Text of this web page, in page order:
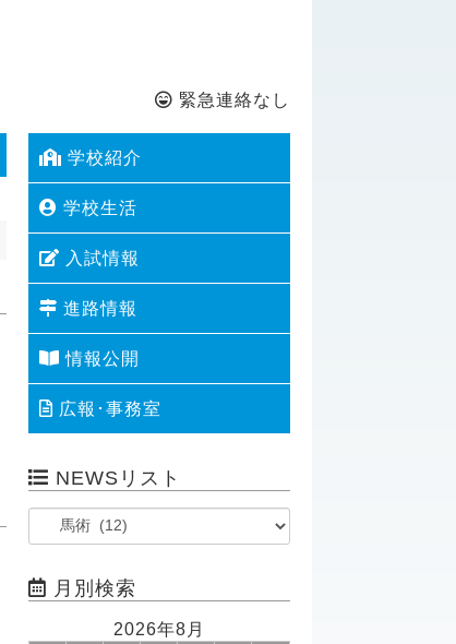
緊急連絡なし
学校紹介
学校生活
入試情報
進路情報
情報公開
広報･事務室
NEWSリスト
月別検索
2026年8月